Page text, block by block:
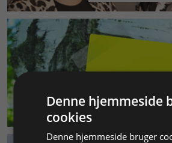
MILJØ &
Denne hjemmeside
cookies
Denne hjemmeside bruger